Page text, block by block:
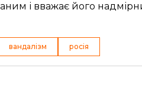
і вважає його
вандалізм росія